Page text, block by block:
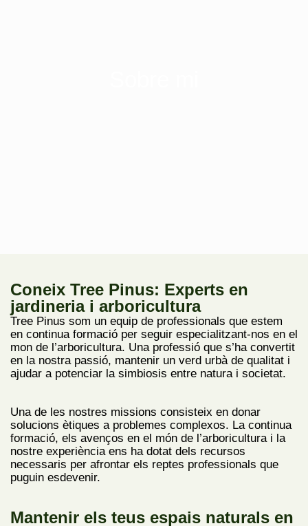
Coneix Tree Pinus: Experts en
jardineria i arboricultura
Tree Pinus som un equip de professionals que estem
en continua formació per seguir especialitzant-nos en el
mon de l’arboricultura. Una professió que s’ha convertit
en la nostra passió, mantenir un verd urbà de qualitat i
ajudar a potenciar la simbiosis entre natura i societat.
Una de les nostres missions consisteix en donar
solucions ètiques a problemes complexos. La continua
formació, els avenços en el món de l’arboricultura i la
nostre experiència ens ha dotat dels recursos
necessaris per afrontar els reptes professionals que
puguin esdevenir.
Mantenir els teus espais naturals en